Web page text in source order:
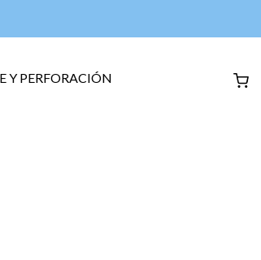
Y PERFORACIÓN